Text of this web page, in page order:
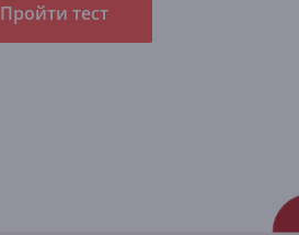
Пройти тест